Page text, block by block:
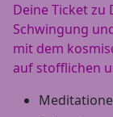
Deine Ticket zu
Schwingung
mit dem
auf stofflichen